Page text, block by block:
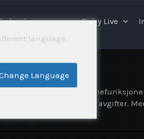
Fishy Live
inkluderer alle
person, ingen skjulte avgifter.
language.
Language